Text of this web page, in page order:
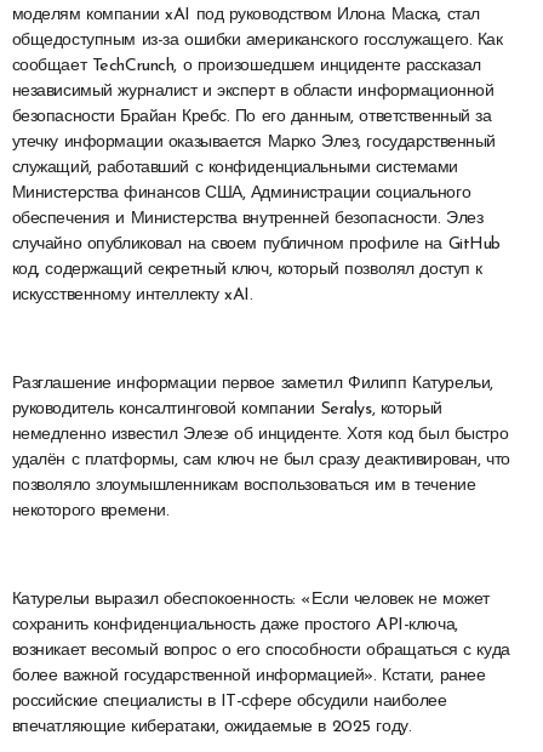
моделям компании xAI под руководством Илона Маска, стал
общедоступным из-за ошибки американского госслужащего. Как
сообщает TechCrunch, о произошедшем инциденте рассказал
независимый журналист и эксперт в области информационной
безопасности Брайан Кребс. По его данным, ответственный за
утечку информации оказывается Марко Элез, государственный
служащий, работавший с конфиденциальными системами
Министерства финансов США, Администрации социального
обеспечения и Министерства внутренней безопасности. Элез
случайно опубликовал на своем публичном профиле на GitHub
код, содержащий секретный ключ, который позволял доступ к
искусственному интеллекту xAI.
Разглашение информации первое заметил Филипп Катурельи,
руководитель консалтинговой компании Seralys, который
немедленно известил Элезе об инциденте. Хотя код был быстро
удалён с платформы, сам ключ не был сразу деактивирован, что
позволяло злоумышленникам воспользоваться им в течение
некоторого времени.
Катурельи выразил обеспокоенность: «Если человек не может
сохранить конфиденциальность даже простого API-ключа,
возникает весомый вопрос о его способности обращаться с куда
более важной государственной информацией». Кстати, ранее
российские специалисты в IT-сфере обсудили наиболее
впечатляющие кибератаки, ожидаемые в 2025 году.